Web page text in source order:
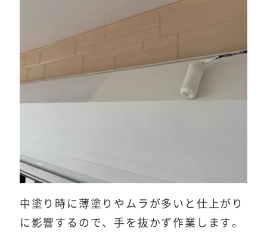
中塗り時に薄塗りやムラが多いと仕上がり
に影響するので、手を抜かず作業します。